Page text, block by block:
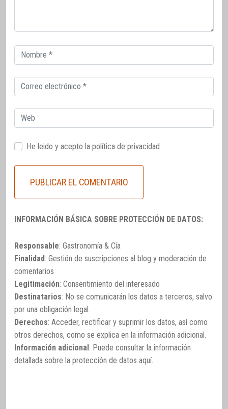
Correo
electrónico
Correo
electrónico
Web
He leido y acepto la política de privacidad
INFORMACIÓN BÁSICA SOBRE PROTECCIÓN DE DATOS:
Responsable: Gastronomía & Cía
Finalidad: Gestión de suscripciones al blog y moderación de
comentarios
Legitimación: Consentimiento del interesado
Destinatarios: No se comunicarán los datos a terceros, salvo
por una obligación legal.
Derechos: Acceder, rectificar y suprimir los datos, así como
otros derechos, como se explica en la información adicional.
Información adicional: Puede consultar la información
detallada sobre la protección de datos aquí.